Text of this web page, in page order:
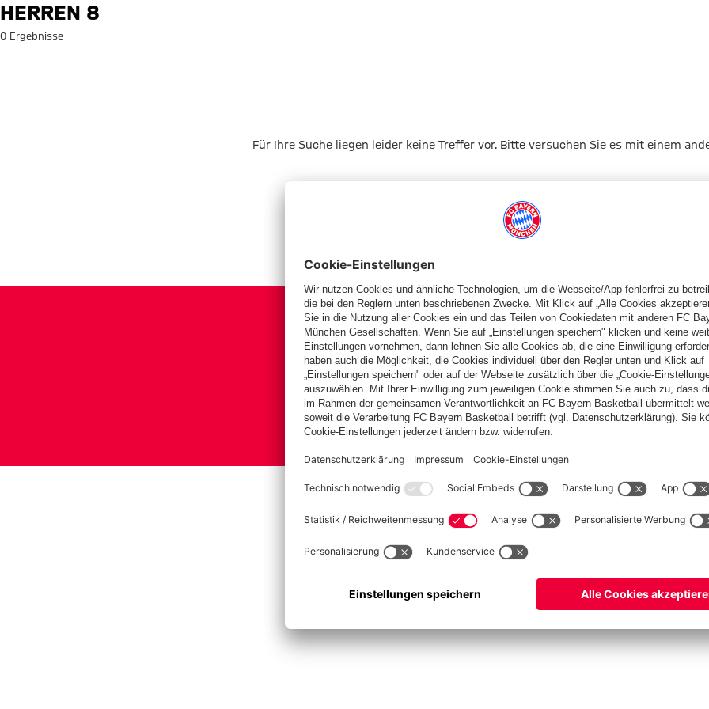
Suche: Herren 8
HERREN 8
0 Ergebnisse
Für Ihre Suche liegen leider keine Treffer vor. Bitte versuchen Sie es mit einem
Basketball Frauen Handball Schach Schiedsrichter Seniorenfußball
Impressum Datenschutz Nutzungsbedingungen Barrierefreiheit